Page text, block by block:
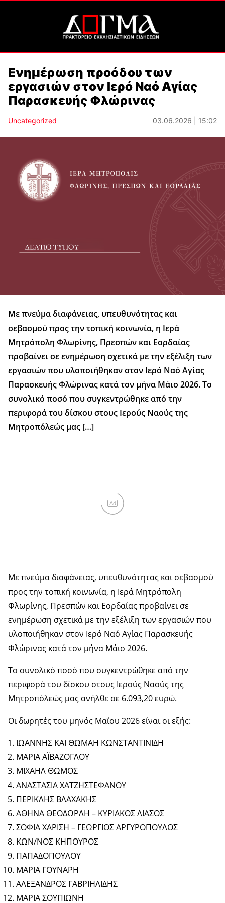
Ενημέρωση προόδου των
εργασιών στον Ιερό Ναό Αγίας
Παρασκευής Φλώρινας
Uncategorized 03.06.2026 | 15:02
Με πνεύμα διαφάνειας, υπευθυνότητας και
σεβασμού προς την τοπική κοινωνία, η Ιερά
Μητρόπολη Φλωρίνης, Πρεσπών και Εορδαίας
προβαίνει σε ενημέρωση σχετικά με την εξέλιξη των
εργασιών που υλοποιήθηκαν στον Ιερό Ναό Αγίας
Παρασκευής Φλώρινας κατά τον μήνα Μάιο 2026. Το
συνολικό ποσό που συγκεντρώθηκε από την
περιφορά του δίσκου στους Ιερούς Ναούς της
Μητροπόλεώς μας […]
Ad
Με πνεύμα διαφάνειας, υπευθυνότητας και σεβασμού
προς την τοπική κοινωνία, η Ιερά Μητρόπολη
Φλωρίνης, Πρεσπών και Εορδαίας προβαίνει σε
ενημέρωση σχετικά με την εξέλιξη των εργασιών που
υλοποιήθηκαν στον Ιερό Ναό Αγίας Παρασκευής
Φλώρινας κατά τον μήνα Μάιο 2026.
Το συνολικό ποσό που συγκεντρώθηκε από την
περιφορά του δίσκου στους Ιερούς Ναούς της
Μητροπόλεώς μας ανήλθε σε 6.093,20 ευρώ.
Οι δωρητές του μηνός Μαΐου 2026 είναι οι εξής:
ΙΩΑΝΝΗΣ ΚΑΙ ΘΩΜΑΗ ΚΩΝΣΤΑΝΤΙΝΙΔΗ
ΜΑΡΙΑ ΑΪΒΑΖΟΓΛΟΥ
ΜΙΧΑΗΛ ΘΩΜΟΣ
ΑΝΑΣΤΑΣΙΑ ΧΑΤΖΗΣΤΕΦΑΝΟΥ
ΠΕΡΙΚΛΗΣ ΒΛΑΧΑΚΗΣ
ΑΘΗΝΑ ΘΕΟΔΩΡΛΗ – ΚΥΡΙΑΚΟΣ ΛΙΑΣΟΣ
ΣΟΦΙΑ ΧΑΡΙΣΗ – ΓΕΩΡΓΙΟΣ ΑΡΓΥΡΟΠΟΥΛΟΣ
ΚΩΝ/ΝΟΣ ΚΗΠΟΥΡΟΣ
ΠΑΠΑΔΟΠΟΥΛΟΥ
ΜΑΡΙΑ ΓΟΥΝΑΡΗ
ΑΛΕΞΑΝΔΡΟΣ ΓΑΒΡΙΗΛΙΔΗΣ
ΜΑΡΙΑ ΣΟΥΠΙΩΝΗ